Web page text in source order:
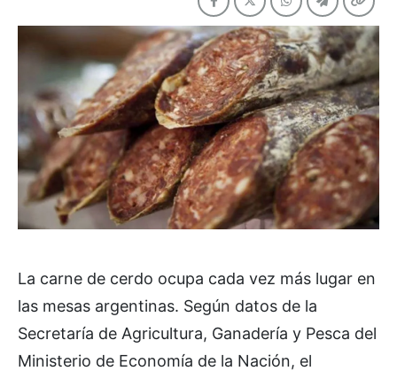
La carne de cerdo ocupa cada vez más lugar en
las mesas argentinas. Según datos de la
Secretaría de Agricultura, Ganadería y Pesca del
Ministerio de Economía de la Nación, el